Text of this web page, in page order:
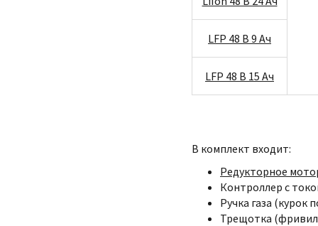
LFP 48 В 9 Ач
LFP 48 В 15 Ач
В комплект входит:
Редукторное
Контроллер с
Ручка газа (курок
Трещотка (фривил)